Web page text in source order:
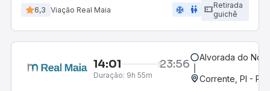
6,3 Viação Real Maia ac_unit wc
Retirada
guichê
14:01 23:56
Duração: 9h 55m
Alvorada do
Corrente, PI -